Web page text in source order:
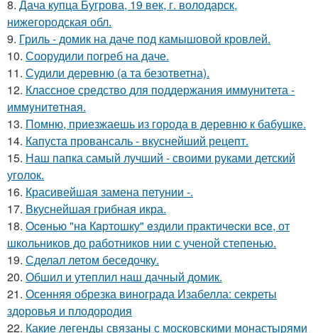
8. Дача купца Бугрова, 19 век, г. володарск,
нижегородская обл.
9. Гриль - домик на даче под камышовой кровлей.
10. Соорудили погреб на даче.
11. Судили деревню (а та безответна).
12. Классное средство для поддержания иммунитета -
иммyнитeтнaя.
13. Помню, приезжаешь из города в деревню к бабушке.
14. Капуста провансаль - вкуснейший рецепт.
15. Наш папка самый лучший - своими руками детский
уголок.
16. Красивейшая замена петунии -.
17. Вкуснейшая грибная икра.
18. Oceнью "нa Кapтошку" eздили пpaктичecки вce, от
школьников до работников нии с ученой степенью.
19. Сделал летом беседочку.
20. Обшил и утеплил наш дачный домик.
21. Осенняя обрезка винограда Изабелла: секреты
здоровья и плодородия
22. Какие легенды связаны с московскими монастырями